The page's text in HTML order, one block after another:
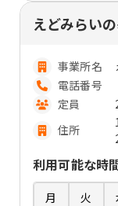
えどみらい
事業所名
電話番号
定員
住所
利用可能な時
月 火